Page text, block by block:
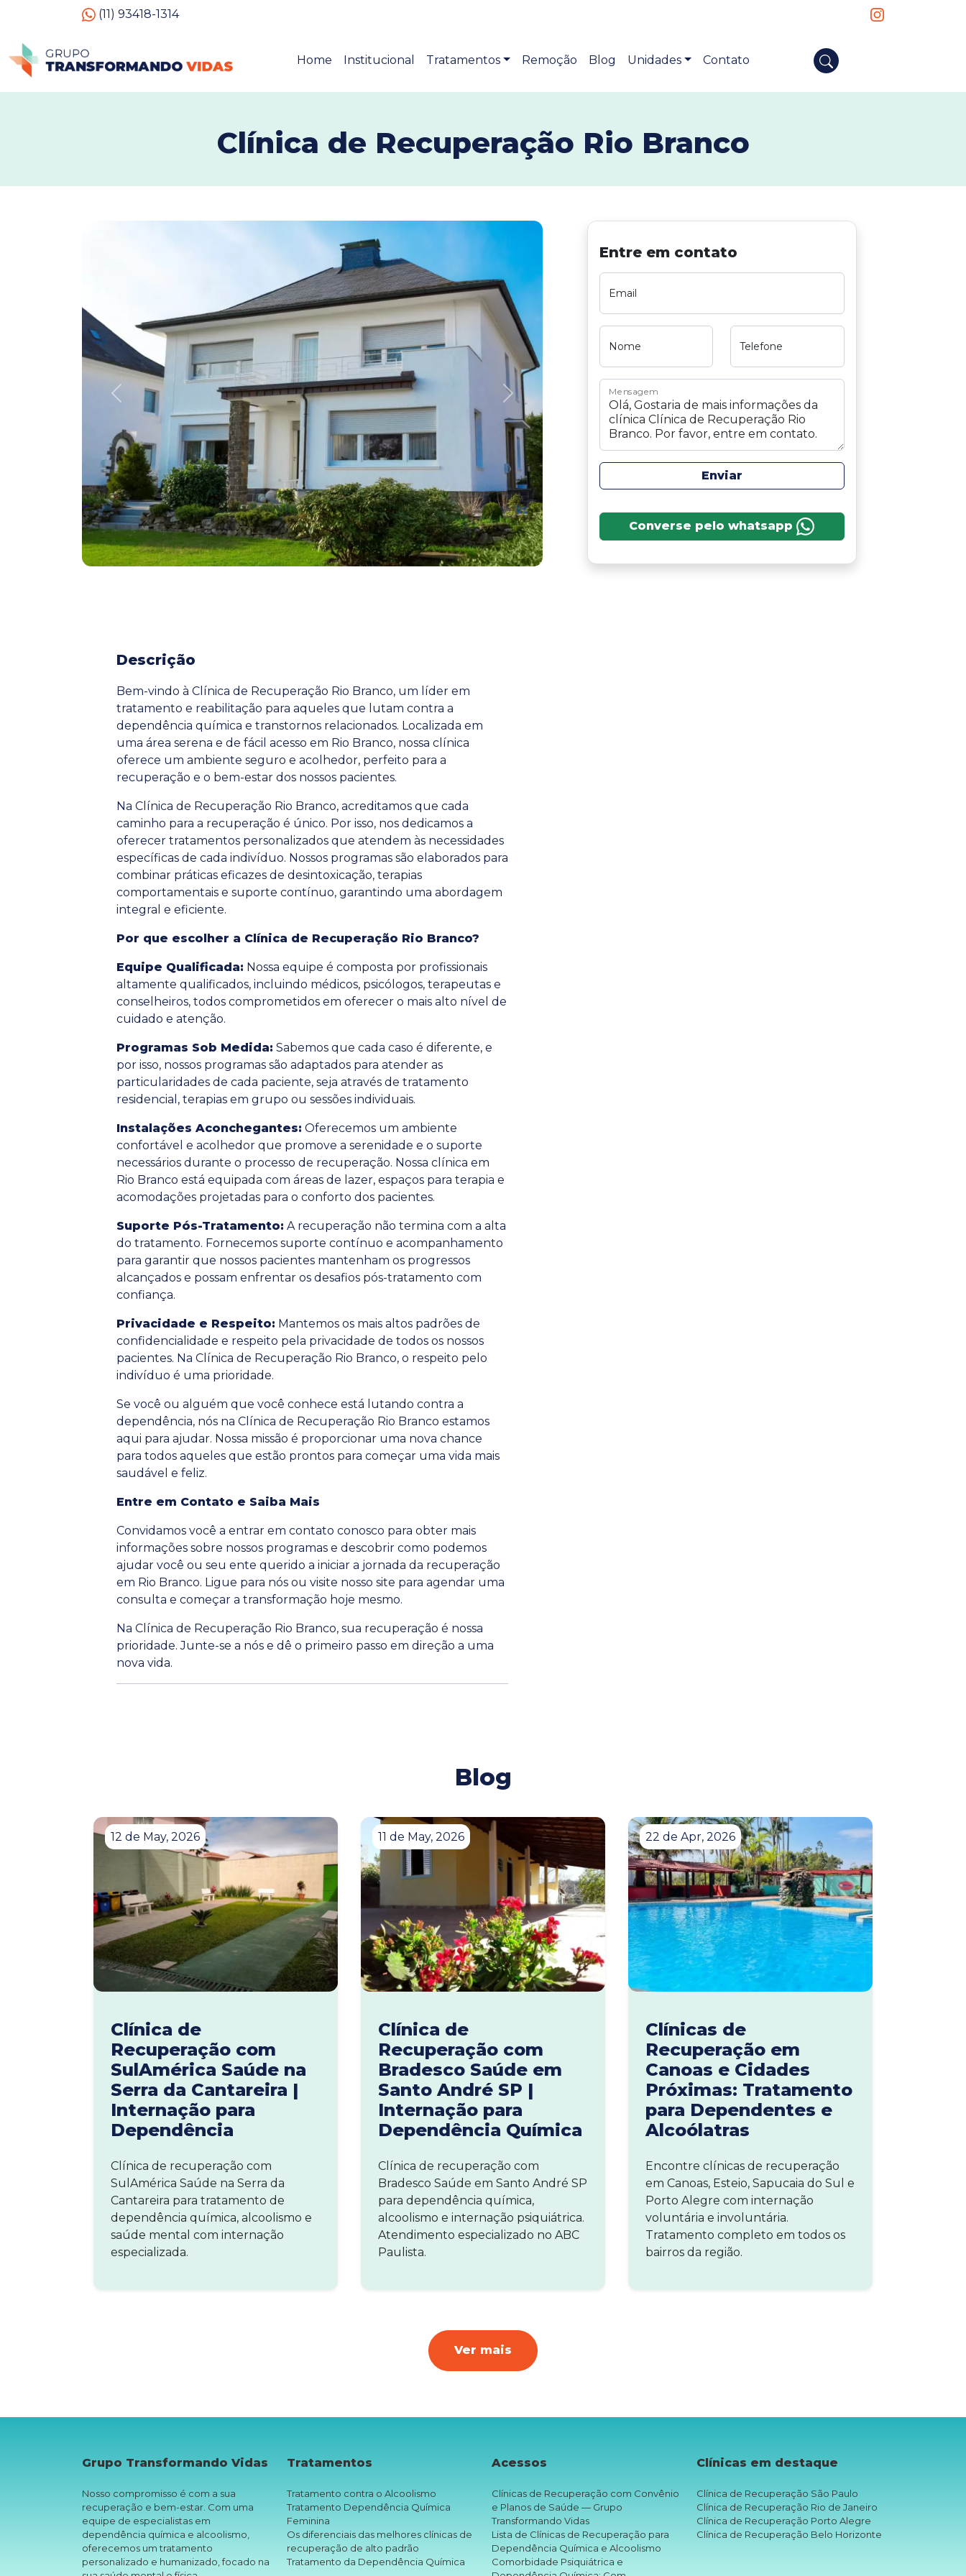
(11) 93418-1314
Home Institucional Tratamentos Remoção Blog Unidades Contato
Clínica de Recuperação Rio Branco
Previous Next
Entre em contato
Email
Nome Telefone
Mensagem
Enviar
Converse pelo whatsapp
Descrição
Bem-vindo à Clínica de Recuperação Rio Branco, um líder em
tratamento e reabilitação para aqueles que lutam contra a
dependência química e transtornos relacionados. Localizada em
uma área serena e de fácil acesso em Rio Branco, nossa clínica
oferece um ambiente seguro e acolhedor, perfeito para a
recuperação e o bem-estar dos nossos pacientes.
Na Clínica de Recuperação Rio Branco, acreditamos que cada
caminho para a recuperação é único. Por isso, nos dedicamos a
oferecer tratamentos personalizados que atendem às necessidades
específicas de cada indivíduo. Nossos programas são elaborados para
combinar práticas eficazes de desintoxicação, terapias
comportamentais e suporte contínuo, garantindo uma abordagem
integral e eficiente.
Por que escolher a Clínica de Recuperação Rio Branco?
Equipe Qualificada: Nossa equipe é composta por profissionais
altamente qualificados, incluindo médicos, psicólogos, terapeutas e
conselheiros, todos comprometidos em oferecer o mais alto nível de
cuidado e atenção.
Programas Sob Medida: Sabemos que cada caso é diferente, e
por isso, nossos programas são adaptados para atender as
particularidades de cada paciente, seja através de tratamento
residencial, terapias em grupo ou sessões individuais.
Instalações Aconchegantes: Oferecemos um ambiente
confortável e acolhedor que promove a serenidade e o suporte
necessários durante o processo de recuperação. Nossa clínica em
Rio Branco está equipada com áreas de lazer, espaços para terapia e
acomodações projetadas para o conforto dos pacientes.
Suporte Pós-Tratamento: A recuperação não termina com a alta
do tratamento. Fornecemos suporte contínuo e acompanhamento
para garantir que nossos pacientes mantenham os progressos
alcançados e possam enfrentar os desafios pós-tratamento com
confiança.
Privacidade e Respeito: Mantemos os mais altos padrões de
confidencialidade e respeito pela privacidade de todos os nossos
pacientes. Na Clínica de Recuperação Rio Branco, o respeito pelo
indivíduo é uma prioridade.
Se você ou alguém que você conhece está lutando contra a
dependência, nós na Clínica de Recuperação Rio Branco estamos
aqui para ajudar. Nossa missão é proporcionar uma nova chance
para todos aqueles que estão prontos para começar uma vida mais
saudável e feliz.
Entre em Contato e Saiba Mais
Convidamos você a entrar em contato conosco para obter mais
informações sobre nossos programas e descobrir como podemos
ajudar você ou seu ente querido a iniciar a jornada da recuperação
em Rio Branco. Ligue para nós ou visite nosso site para agendar uma
consulta e começar a transformação hoje mesmo.
Na Clínica de Recuperação Rio Branco, sua recuperação é nossa
prioridade. Junte-se a nós e dê o primeiro passo em direção a uma
nova vida.
Blog
12 de May, 2026
Clínica de
Recuperação com
SulAmérica Saúde na
Serra da Cantareira |
Internação para
Dependência
Clínica de recuperação com
SulAmérica Saúde na Serra da
Cantareira para tratamento de
dependência química, alcoolismo e
saúde mental com internação
especializada.
11 de May, 2026
Clínica de
Recuperação com
Bradesco Saúde em
Santo André SP |
Internação para
Dependência Química
Clínica de recuperação com
Bradesco Saúde em Santo André SP
para dependência química,
alcoolismo e internação psiquiátrica.
Atendimento especializado no ABC
Paulista.
22 de Apr, 2026
Clínicas de
Recuperação em
Canoas e Cidades
Próximas: Tratamento
para Dependentes e
Alcoólatras
Encontre clínicas de recuperação
em Canoas, Esteio, Sapucaia do Sul e
Porto Alegre com internação
voluntária e involuntária.
Tratamento completo em todos os
bairros da região.
Ver mais
Grupo Transformando Vidas
Nosso compromisso é com a sua
recuperação e bem-estar. Com uma
equipe de especialistas em
dependência química e alcoolismo,
oferecemos um tratamento
personalizado e humanizado, focado na
Tratamentos
Tratamento contra o Alcoolismo
Tratamento Dependência Química
Feminina
Os diferenciais das melhores clínicas de
recuperação de alto padrão
Tratamento da Dependência Química
Acessos
Clínicas de Recuperação com Convênio
e Planos de Saúde — Grupo
Transformando Vidas
Lista de Clínicas de Recuperação para
Dependência Química e Alcoolismo
Comorbidade Psiquiátrica e
Clínicas em destaque
Clínica de Recuperação São Paulo
Clínica de Recuperação Rio de Janeiro
Clínica de Recuperação Porto Alegre
Clínica de Recuperação Belo Horizonte